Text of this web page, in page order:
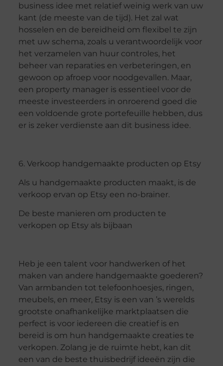
business idee met relatief weinig werk van uw
kant (de meeste van de tijd). Het zal wat
hosselen en de bereidheid om flexibel te zijn
met uw schema, zoals u verantwoordelijk voor
het verzamelen van huur controles, het
beheer van reparaties en verbeteringen, en
gewoon op afroep voor noodgevallen. Maar,
een property manager is essentieel voor de
meeste investeerders in onroerend goed die
een voldoende grote portefeuille hebben, dus
er is zeker verdienste aan dit business idee.
6. Verkoop handgemaakte producten op Etsy
Als u handgemaakte producten maakt, is de
verkoop ervan op Etsy een no-brainer.
De beste manieren om producten te
verkopen op Etsy als bijbaan
Heb je een talent voor handwerken of het
maken van andere handgemaakte goederen?
Van armbanden tot telefoonhoesjes, ringen,
meubels, en meer, Etsy is een van ’s werelds
grootste onafhankelijke marktplaatsen die
perfect is voor iedereen die creatief is en
bereid is om hun handgemaakte creaties te
verkopen. Zolang je de ruimte hebt, kan dit
een van de beste thuisbedrijf ideeën zijn die